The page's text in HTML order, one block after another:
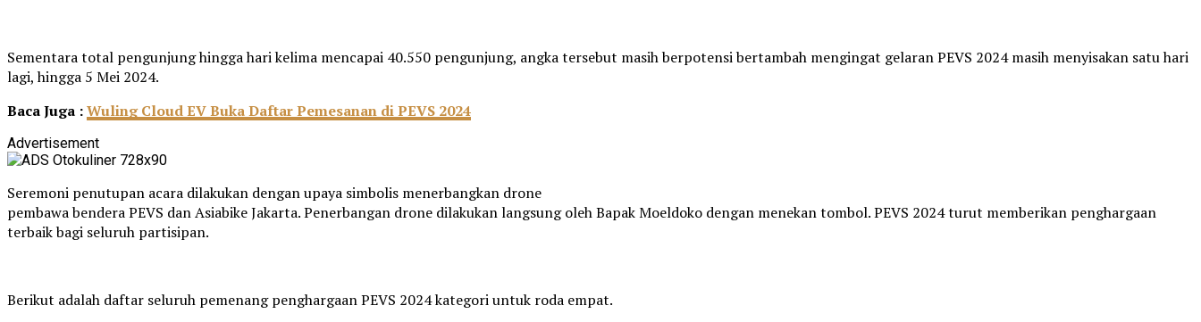
Sementara total pengunjung hingga hari kelima mencapai 40.550 pengunjung, angka tersebut masih berpotensi bertambah mengingat gelaran PEVS 2024 masih menyisakan satu hari
lagi, hingga 5 Mei 2024.
Baca Juga :Wuling Cloud EV Buka Daftar Pemesanan di PEVS 2024
Advertisement
Seremoni penutupan acara dilakukan dengan upaya simbolis menerbangkan drone
pembawa bendera PEVS dan Asiabike Jakarta. Penerbangan drone dilakukan langsung oleh Bapak Moeldoko dengan menekan tombol. PEVS 2024 turut memberikan penghargaan
terbaik bagi seluruh partisipan.
Berikut adalah daftar seluruh pemenang penghargaan PEVS 2024 kategori untuk roda empat.